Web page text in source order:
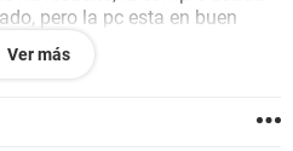
pero la pc esta en buen
pongo la bios tambien se
parte de abajo, no se que es,
la pantalla. Ahi les deje
Ver más